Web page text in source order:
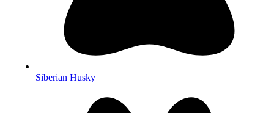
Siberian Husky